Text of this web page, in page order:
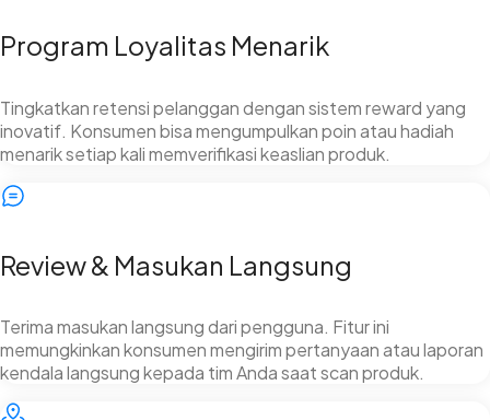
Program Loyalitas Menarik
Tingkatkan retensi pelanggan dengan sistem reward yang
inovatif. Konsumen bisa mengumpulkan poin atau hadiah
menarik setiap kali memverifikasi keaslian produk.
Review & Masukan Langsung
Terima masukan langsung dari pengguna. Fitur ini
memungkinkan konsumen mengirim pertanyaan atau laporan
kendala langsung kepada tim Anda saat scan produk.